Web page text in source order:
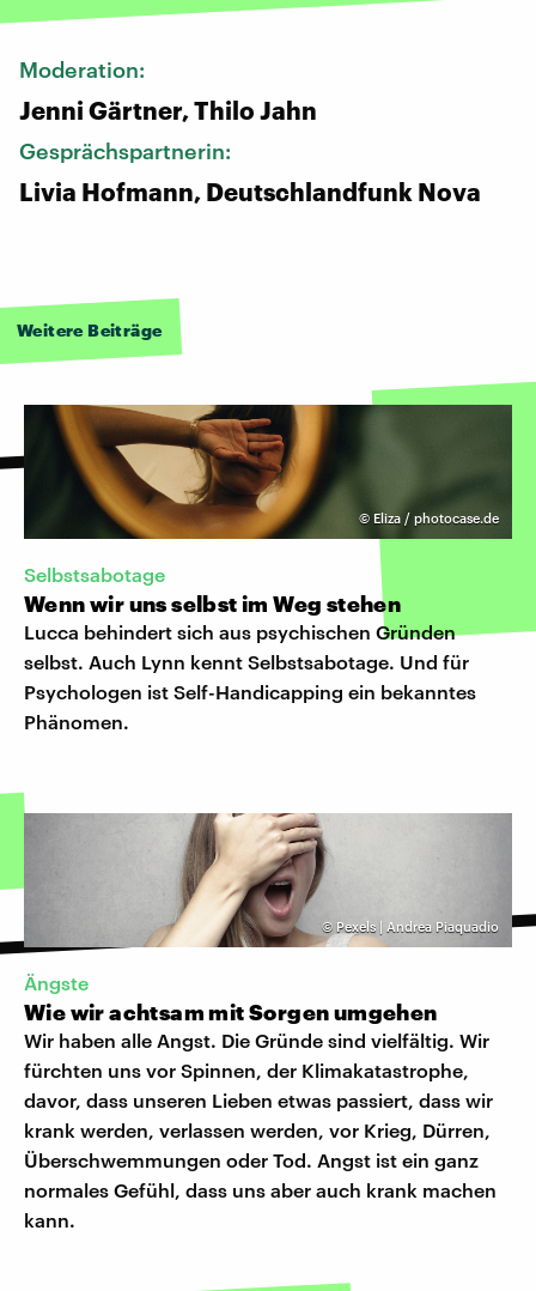
Moderation:
Jenni Gärtner, Thilo Jahn
Gesprächspartnerin:
Livia Hofmann, Deutschlandfunk Nova
Weitere Beiträge
© Eliza / photocase.de
Selbstsabotage
Wenn wir uns selbst im Weg stehen
Lucca behindert sich aus psychischen Gründen
selbst. Auch Lynn kennt Selbstsabotage. Und für
Psychologen ist Self-Handicapping ein bekanntes
Phänomen.
© Pexels | Andrea Piaquadio
Ängste
Wie wir achtsam mit Sorgen umgehen
Wir haben alle Angst. Die Gründe sind vielfältig. Wir
fürchten uns vor Spinnen, der Klimakatastrophe,
davor, dass unseren Lieben etwas passiert, dass wir
krank werden, verlassen werden, vor Krieg, Dürren,
Überschwemmungen oder Tod. Angst ist ein ganz
normales Gefühl, dass uns aber auch krank machen
kann.